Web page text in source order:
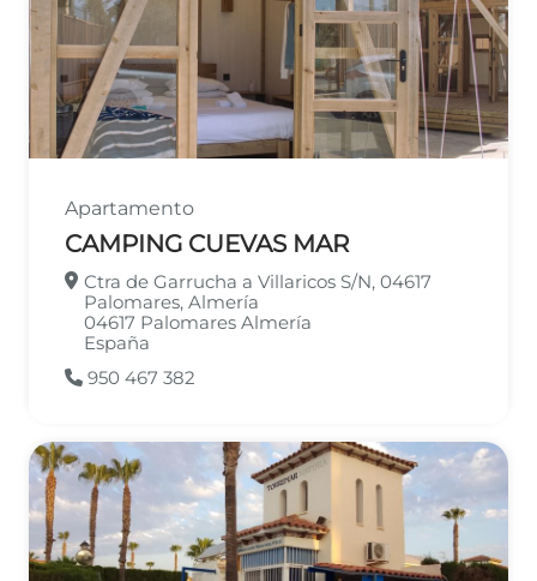
Apartamento
CAMPING CUEVAS MAR
Ctra de Garrucha a Villaricos S/N, 04617
Palomares, Almería
04617 Palomares Almería
España
950 467 382